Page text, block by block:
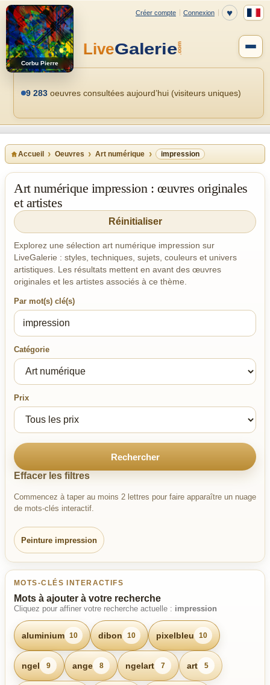
Corbu Pierre
9 283 oeuvres consultées aujourd’hui (visiteurs uniques)
Accueil Oeuvres Art numérique impression
Art numérique impression : œuvres originales
et artistes
Réinitialiser
Explorez une sélection art numérique impression sur
LiveGalerie : styles, techniques, sujets, couleurs et univers
artistiques. Les résultats mettent en avant des œuvres
originales et les artistes associés à ce thème.
Par mot(s) clé(s)
Catégorie
Prix
Rechercher
Effacer les filtres
Commencez à taper au moins 2 lettres pour faire apparaître un nuage
de mots-clés interactif.
Peinture impression
MOTS-CLÉS INTERACTIFS
Mots à ajouter à votre recherche
Cliquez pour affiner votre recherche actuelle : impression
aluminium 10 dibon 10 pixelbleu 10
ngel 9 ange 8 ngelart 7 art 5